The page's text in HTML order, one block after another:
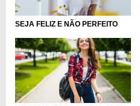
SEJA FELIZ E NÃO PERFEITO